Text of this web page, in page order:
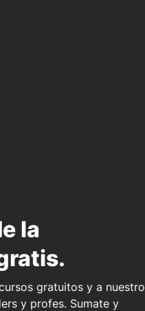
la
gratuitos y a nuestro
y profes. Sumate y